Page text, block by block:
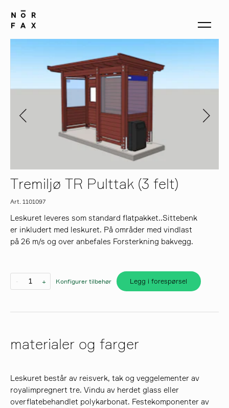
produkter
om oss
kontakt
Tremiljø TR Pulttak (3 felt)
Art. 1101097
Leskuret leveres som standard flatpakket..Sittebenk
er inkludert med leskuret. På områder med vindlast
på 26 m/s og over anbefales Forsterkning bakvegg.
- + Konfigurer tilbehør Legg i forespørsel
materialer og farger
Leskuret består av reisverk, tak og veggelementer av
royalimpregnert tre. Vindu av herdet glass eller
overflatebehandlet polykarbonat. Festekomponenter av